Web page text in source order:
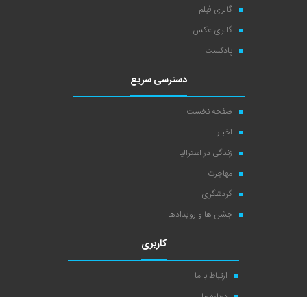
گالری فیلم
گالری عکس
پادکست
دسترسی سریع
صفحه نخست
اخبار
زندگی در استرالیا
مهاجرت
گردشگری
جشن ها و رویدادها
کاربری
ارتباط با ما